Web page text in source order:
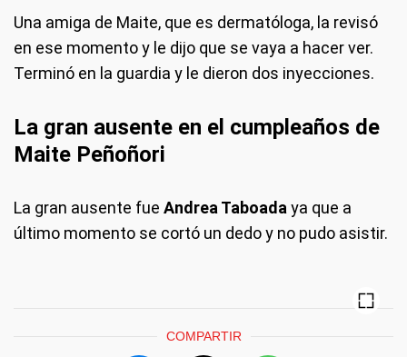
Una amiga de Maite, que es dermatóloga, la revisó
en ese momento y le dijo que se vaya a hacer ver.
Terminó en la guardia y le dieron dos inyecciones.
La gran ausente en el cumpleaños de
Maite Peñoñori
La gran ausente fue Andrea Taboada ya que a
último momento se cortó un dedo y no pudo asistir.
COMPARTIR